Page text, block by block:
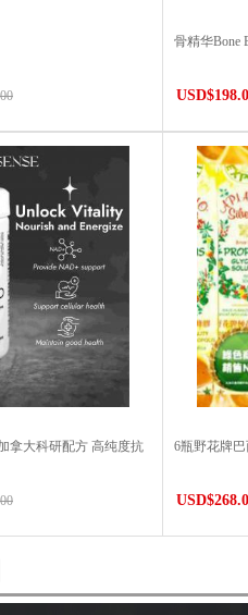
骨精华Bone
拿大科研配方 高纯度抗
6瓶野花牌